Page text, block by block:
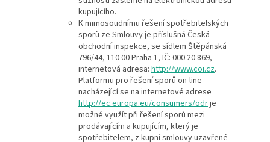
kupujícího.
K mimosoudnímu řešení spotřebitelských
sporů ze Smlouvy je příslušná Česká
obchodní inspekce, se sídlem Štěpánská
796/44, 110 00 Praha 1, IČ: 000 20 869,
internetová adresa: http://www.coi.cz.
Platformu pro řešení sporů on-line
nacházející se na internetové adrese
http://ec.europa.eu/consumers/odrje
možné využít při řešení sporů mezi
prodávajícím a kupujícím, který je
spotřebitelem, z kupní smlouvy uzavřené